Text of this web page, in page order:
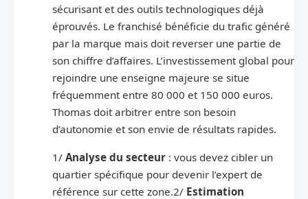
sécurisant et des outils technologiques déjà
éprouvés. Le franchisé bénéficie du trafic généré
par la marque mais doit reverser une partie de
son chiffre d’affaires. L’investissement global pour
rejoindre une enseigne majeure se situe
fréquemment entre 80 000 et 150 000 euros.
Thomas doit arbitrer entre son besoin
d’autonomie et son envie de résultats rapides.
1/ Analyse du secteur : vous devez cibler un
quartier spécifique pour devenir l’expert de
référence sur cette zone.2/ Estimation